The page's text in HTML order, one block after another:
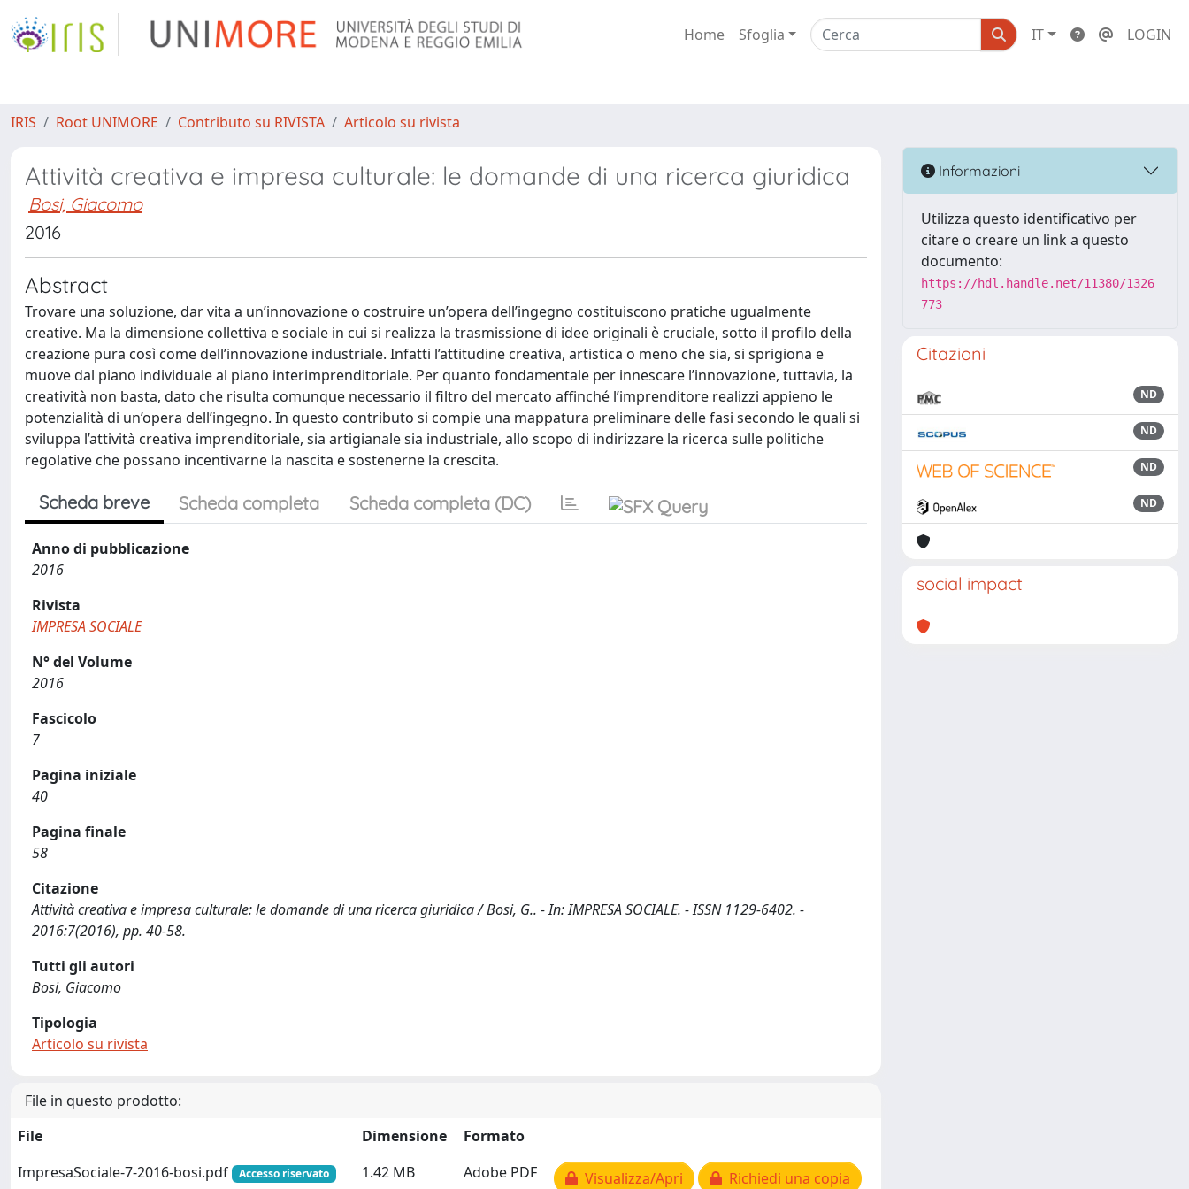
Home Sfoglia IT LOGIN
IRIS Root UNIMORE Contributo su RIVISTA Articolo su rivista
Attività creativa e impresa culturale: le domande di una ricerca giuridica
Bosi, Giacomo
2016
Abstract
Trovare una soluzione, dar vita a un’innovazione o costruire un’opera dell’ingegno costituiscono pratiche ugualmente
creative. Ma la dimensione collettiva e sociale in cui si realizza la trasmissione di idee originali è cruciale, sotto il profilo della
creazione pura così come dell’innovazione industriale. Infatti l’attitudine creativa, artistica o meno che sia, si sprigiona e
muove dal piano individuale al piano interimprenditoriale. Per quanto fondamentale per innescare l’innovazione, tuttavia, la
creatività non basta, dato che risulta comunque necessario il filtro del mercato affinché l’imprenditore realizzi appieno le
potenzialità di un’opera dell’ingegno. In questo contributo si compie una mappatura preliminare delle fasi secondo le quali si
sviluppa l’attività creativa imprenditoriale, sia artigianale sia industriale, allo scopo di indirizzare la ricerca sulle politiche
regolative che possano incentivarne la nascita e sostenerne la crescita.
Scheda breve Scheda completa Scheda completa (DC)
Anno di pubblicazione
2016
Rivista
IMPRESA SOCIALE
N° del Volume
2016
Fascicolo
7
Pagina iniziale
40
Pagina finale
58
Citazione
Attività creativa e impresa culturale: le domande di una ricerca giuridica / Bosi, G.. - In: IMPRESA SOCIALE. - ISSN 1129-6402. -
2016:7(2016), pp. 40-58.
Tutti gli autori
Bosi, Giacomo
Tipologia
Articolo su rivista
File in questo prodotto:
File
Dimensione
Formato
ImpresaSociale-7-2016-bosi.pdf
Accesso riservato 1.42 MB Adobe PDF Visualizza/Apri Richiedi una copia
Informazioni
Utilizza questo identificativo per
citare o creare un link a questo
documento:
https://hdl.handle.net/11380/1326
773
Citazioni
ND
ND
ND
ND
social impact